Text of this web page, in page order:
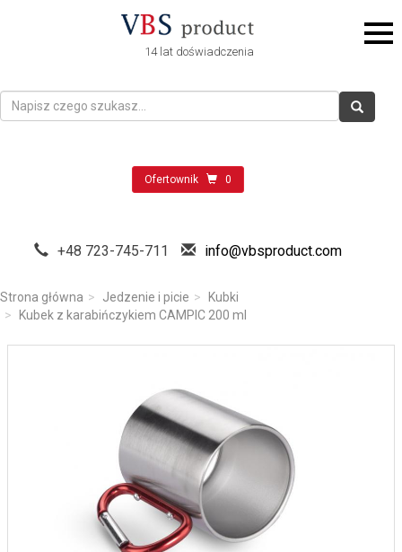
14 lat doświadczenia
Ofertownik 0
+48 723-745-711 info@vbsproduct.com
Strona główna Jedzenie i picie
Kubki
Kubek z karabińczykiem CAMPIC 200 ml